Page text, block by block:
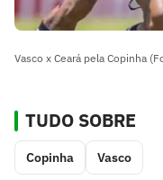
Vasco x Ceará pela Copinha
TUDO SOBRE
Copinha Vasco